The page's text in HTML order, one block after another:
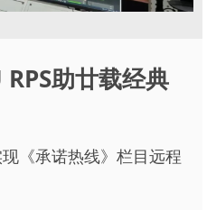
助廿载经典
《承诺热线》栏目远程